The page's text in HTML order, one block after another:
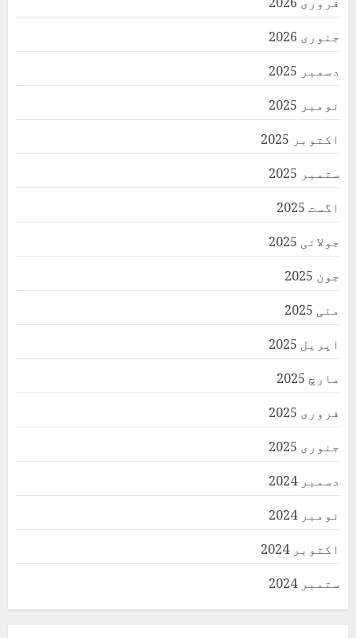
جنوری 2026
دسمبر 2025
نومبر 2025
اکتوبر 2025
ستمبر 2025
اگست 2025
جولائی 2025
جون 2025
مئی 2025
اپریل 2025
مارچ 2025
فروری 2025
جنوری 2025
دسمبر 2024
نومبر 2024
اکتوبر 2024
ستمبر 2024